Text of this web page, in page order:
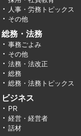
人事・労務トピックス
その他
総務・法務
事務ごよみ
その他
法務・法改正
総務
総務・法務トピックス
ビジネス
PR
経営・経営者
話材